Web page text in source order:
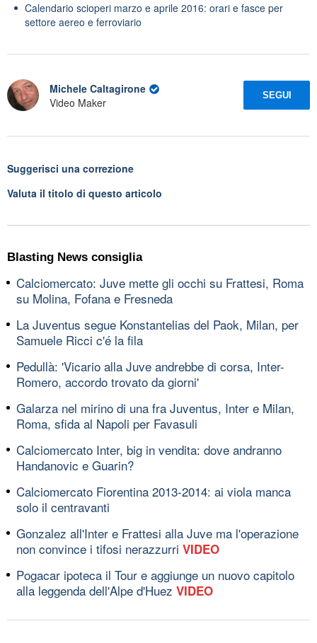
Calendario scioperi marzo e aprile 2016: orari e fasce per
settore aereo e ferroviario
Michele Caltagirone
Video Maker
SEGUI
Suggerisci una correzione
Valuta il titolo di questo articolo
Blasting News consiglia
Calciomercato: Juve mette gli occhi su Frattesi, Roma
su Molina, Fofana e Fresneda
La Juventus segue Konstantelias del Paok, Milan, per
Samuele Ricci c'é la fila
Pedullà: 'Vicario alla Juve andrebbe di corsa, Inter-
Romero, accordo trovato da giorni'
Galarza nel mirino di una fra Juventus, Inter e Milan,
Roma, sfida al Napoli per Favasuli
Calciomercato Inter, big in vendita: dove andranno
Handanovic e Guarin?
Calciomercato Fiorentina 2013-2014: ai viola manca
solo il centravanti
Gonzalez all'Inter e Frattesi alla Juve ma l'operazione
non convince i tifosi nerazzurri VIDEO
Pogacar ipoteca il Tour e aggiunge un nuovo capitolo
alla leggenda dell'Alpe d'Huez VIDEO